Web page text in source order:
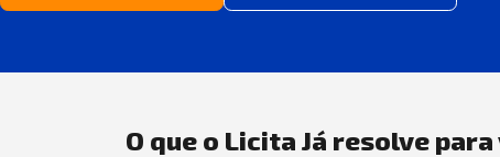
O que o Licita Já resolve